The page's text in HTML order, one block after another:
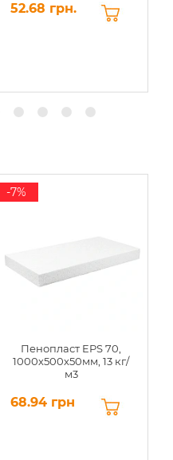
52.68 грн.
Пенопласт EPS 70,
1000х500х50мм, 13 кг/
м3
68.94 грн
-7%